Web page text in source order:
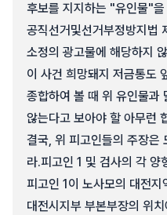
후보를 지지하는 "유인물"을
공직선거및선거부정방지법
소정의 광고물에 해당하지
이 사건 희망돼지 저금통도
종합하여 볼 때 위 유인물과
않는다고 보아야 할 아무런
결국, 위 피고인들의 주장은
라.피고인 1 및 검사의 각 양
피고인 1이 노사모의 대전
대전시지부 부본부장의 위